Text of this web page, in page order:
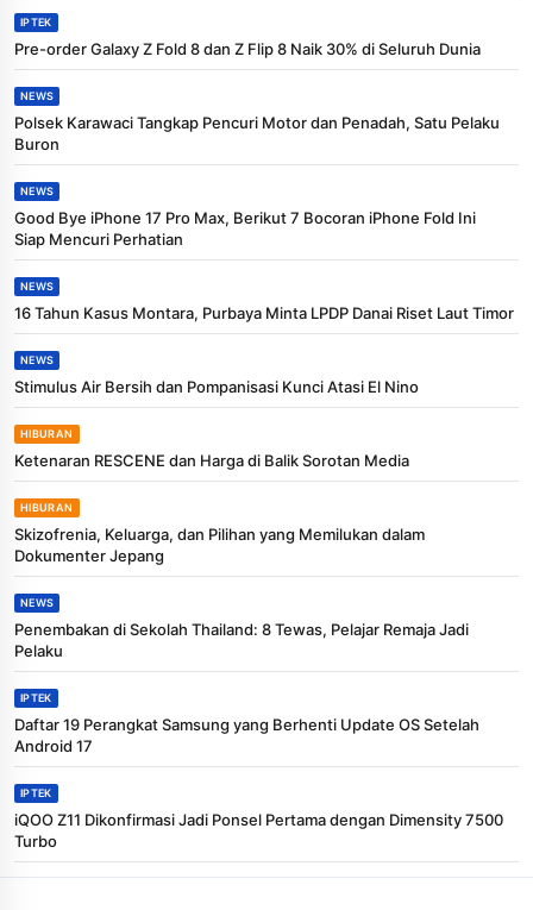
IPTEK
Pre-order Galaxy Z Fold 8 dan Z Flip 8 Naik 30% di Seluruh Dunia
NEWS
Polsek Karawaci Tangkap Pencuri Motor dan Penadah, Satu Pelaku
Buron
NEWS
Good Bye iPhone 17 Pro Max, Berikut 7 Bocoran iPhone Fold Ini
Siap Mencuri Perhatian
NEWS
16 Tahun Kasus Montara, Purbaya Minta LPDP Danai Riset Laut Timor
NEWS
Stimulus Air Bersih dan Pompanisasi Kunci Atasi El Nino
HIBURAN
Ketenaran RESCENE dan Harga di Balik Sorotan Media
HIBURAN
Skizofrenia, Keluarga, dan Pilihan yang Memilukan dalam
Dokumenter Jepang
NEWS
Penembakan di Sekolah Thailand: 8 Tewas, Pelajar Remaja Jadi
Pelaku
IPTEK
Daftar 19 Perangkat Samsung yang Berhenti Update OS Setelah
Android 17
IPTEK
iQOO Z11 Dikonfirmasi Jadi Ponsel Pertama dengan Dimensity 7500
Turbo